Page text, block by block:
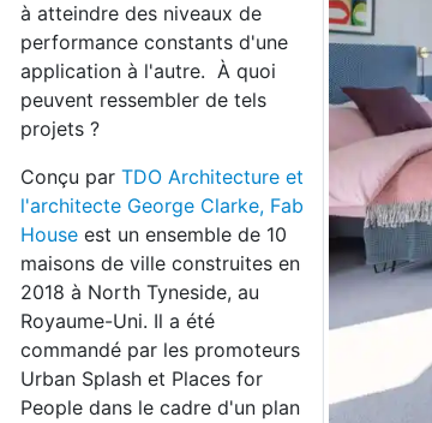
à atteindre des niveaux de
performance constants d'une
application à l'autre. À quoi
peuvent ressembler de tels
projets ?
Conçu par TDO Architecture et
l'architecte George Clarke, Fab
House est un ensemble de 10
maisons de ville construites en
2018 à North Tyneside, au
Royaume-Uni. Il a été
commandé par les promoteurs
Urban Splash et Places for
People dans le cadre d'un plan